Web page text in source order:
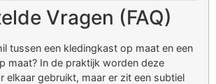
Vragen (FAQ)
tussen een kledingkast op maat en een
maat? In de praktijk worden deze
elkaar gebruikt, maar er zit een subtiel